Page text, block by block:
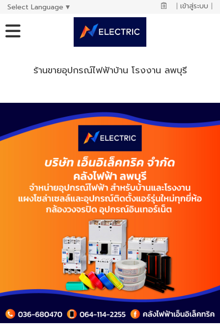
Select Language ▼ | เข้าสู่ระบบ |
ร้านขายอุปกรณ์ไฟฟ้าบ้าน โรงงาน ลพบุรี